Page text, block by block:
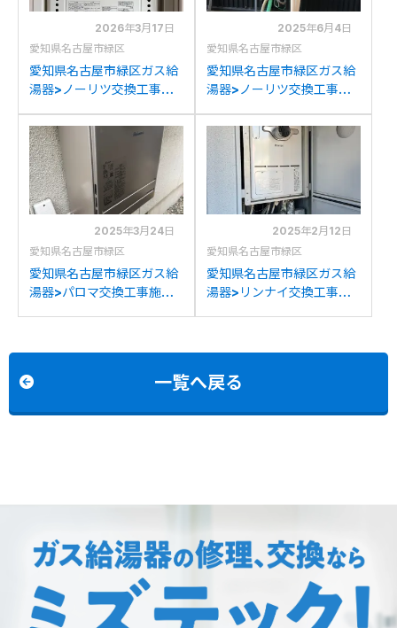
2026年3月17日
愛知県名古屋市緑区
愛知県名古屋市緑区ガス給
湯器>ノーリツ交換工事施
204AWD3からノーリツ
GT-2070AW-T BLへの交
換
2025年6月4日
愛知県名古屋市緑区
愛知県名古屋市緑区ガス給
湯器>ノーリツ交換工事施
2400AWからノーリツ
GT-C2472SAW BLへの交
換
2025年3月24日
愛知県名古屋市緑区
愛知県名古屋市緑区ガス給
湯器>パロマ交換工事施工
2025年2月12日
愛知県名古屋市緑区
愛知県名古屋市緑区ガス給
湯器>リンナイ交換工事施
一覧へ戻る